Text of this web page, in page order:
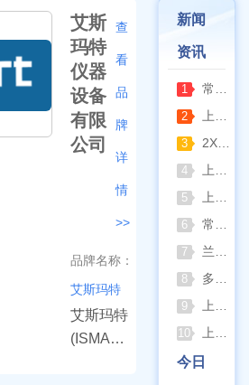
艾斯
玛特
仪器
设备
有限
公司
查
看
品
牌
详
情
>>
品牌名称：
艾斯玛特
艾斯玛特
(ISMART)
新闻
资讯
1 常熟雪科实验室制冰机日常保养要点
2 上海梅颖浦：深耕混匀设备 赋能科研实验稳定开展
3 2XZ-2/4旋片真空泵完整清洗拆装流程（临海永昊真空泵实操指南）
4 上海一恒恒温振荡器全新控温升级技术介绍
5 上海精宏2026年最新动态：触控升级与低温干燥新方案落地
6 常熟双杰2026年8月动态：以产品迭代与资质沉淀夯实实验室设备合规根基
7 兰格恒流泵2026年8月动态：以专利落地与合规升级筑牢精密流体传输根基
8 多水样批量检测场景下 水质仪器提升作业效率的实践思路
9 上海棱光752Pro紫外可见分光光度计核心优势与适用场景解析
10 上海亚荣旋蒸+真空泵一站式实验室配套方案
今日